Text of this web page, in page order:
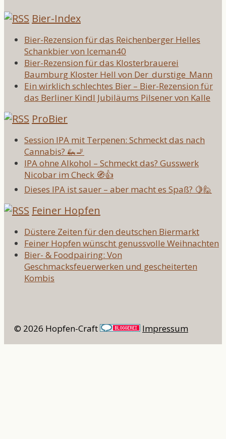
Bier-Index
Bier-Rezension für das Reichenberger Helles
Schankbier von Iceman40
Bier-Rezension für das Klosterbrauerei
Baumburg Kloster Hell von Der_durstige_Mann
Ein wirklich schlechtes Bier – Bier-Rezension für
das Berliner Kindl Jubiläums Pilsener von Kalle
ProBier
Session IPA mit Terpenen: Schmeckt das nach
Cannabis? 🦗🚬
IPA ohne Alkohol – Schmeckt das? Gusswerk
Nicobar im Check 🧭👍
Dieses IPA ist sauer – aber macht es Spaß? 🍋🙋
Feiner Hopfen
Düstere Zeiten für den deutschen Biermarkt
Feiner Hopfen wünscht genussvolle Weihnachten
Bier- & Foodpairing: Von
Geschmacksfeuerwerken und gescheiterten
Kombis
© 2026 Hopfen-Craft Impressum